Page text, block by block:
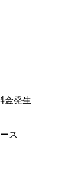
金発生
ス